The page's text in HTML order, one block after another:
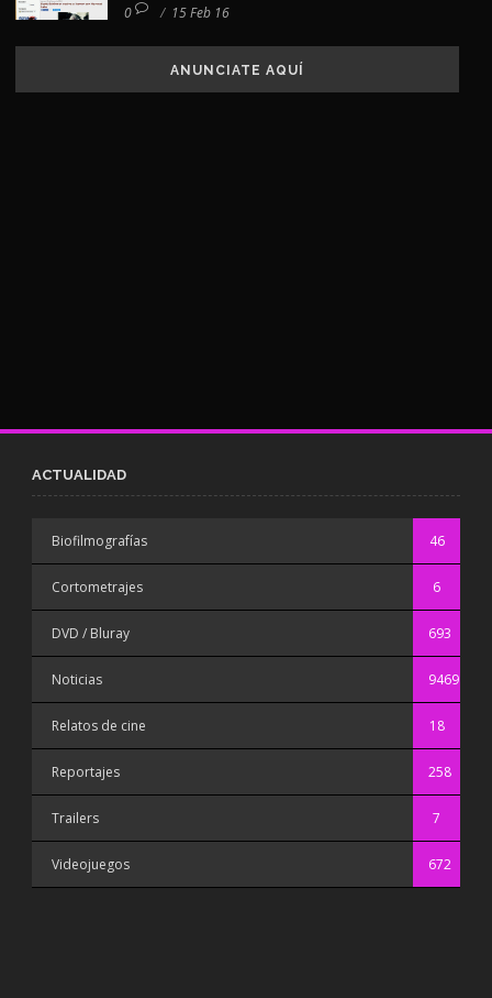
0 / 15 Feb 16
ANUNCIATE AQUÍ
ACTUALIDAD
Biofilmografías 46
Cortometrajes 6
DVD / Bluray 693
Noticias 9469
Relatos de cine 18
Reportajes 258
Trailers 7
Videojuegos 672